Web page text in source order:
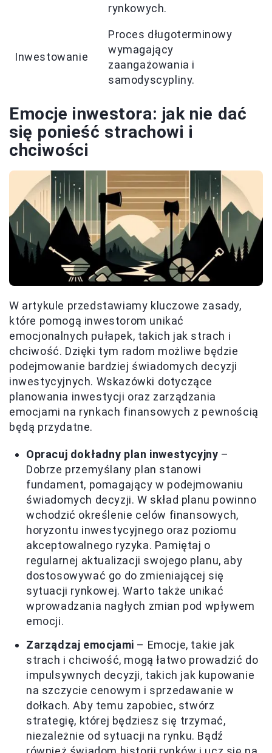
rynkowych.
Inwestowanie
Proces długoterminowy
wymagający
zaangażowania i
samodyscypliny.
Emocje inwestora: jak nie dać
się ponieść strachowi i
chciwości
W artykule przedstawiamy kluczowe zasady,
które pomogą inwestorom unikać
emocjonalnych pułapek, takich jak strach i
chciwość. Dzięki tym radom możliwe będzie
podejmowanie bardziej świadomych decyzji
inwestycyjnych. Wskazówki dotyczące
planowania inwestycji oraz zarządzania
emocjami na rynkach finansowych z pewnością
będą przydatne.
Opracuj dokładny plan inwestycyjny –
Dobrze przemyślany plan stanowi
fundament, pomagający w podejmowaniu
świadomych decyzji. W skład planu powinno
wchodzić określenie celów finansowych,
horyzontu inwestycyjnego oraz poziomu
akceptowalnego ryzyka. Pamiętaj o
regularnej aktualizacji swojego planu, aby
dostosowywać go do zmieniającej się
sytuacji rynkowej. Warto także unikać
wprowadzania nagłych zmian pod wpływem
emocji.
Zarządzaj emocjami – Emocje, takie jak
strach i chciwość, mogą łatwo prowadzić do
impulsywnych decyzji, takich jak kupowanie
na szczycie cenowym i sprzedawanie w
dołkach. Aby temu zapobiec, stwórz
strategię, której będziesz się trzymać,
niezależnie od sytuacji na rynku. Bądź